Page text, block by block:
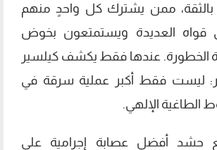
بالثقة، ممن يشترك كل واحدٍ منهم
العديدة ويستمتعون بخوض
الخطورة. عندها فقط يكشف كيلسير
ليست فقط أكبر عملية سرقة في
الطاغية الإلهي.
حشد أفضل عصابة إجرامية على